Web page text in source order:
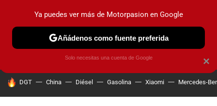
PRUEBAS COCHES ELÉCTRICOS OBSERVATORIO
HOY SE HABLA DE
DGT China Diésel Gasolina Xiaomi Mercedes-
×
Ya puedes ver más de Motorpasion en Google
Añádenos como fuente preferida
Solo necesitas una cuenta de Google